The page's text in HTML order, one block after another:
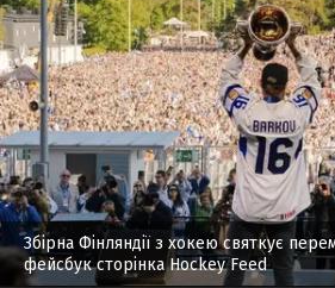
Збірна Фінляндії з хокею святкує
фейсбук сторінка Hockey Feed